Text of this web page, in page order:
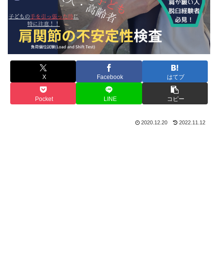
X Facebook はてブ
Pocket LINE コピー
2020.12.20 2022.11.12